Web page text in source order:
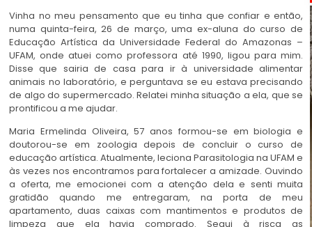
Vinha no meu pensamento que eu tinha que confiar e então,
numa quinta-feira, 26 de março, uma ex-aluna do curso de
Educação Artística da Universidade Federal do Amazonas –
UFAM, onde atuei como professora até 1990, ligou para mim.
Disse que sairia de casa para ir à universidade alimentar
animais no laboratório, e perguntava se eu estava precisando
de algo do supermercado. Relatei minha situação a ela, que se
prontificou a me ajudar.
Maria Ermelinda Oliveira, 57 anos formou-se em biologia e
doutorou-se em zoologia depois de concluir o curso de
educação artística. Atualmente, leciona Parasitologia na UFAM e
às vezes nos encontramos para fortalecer a amizade. Ouvindo
a oferta, me emocionei com a atenção dela e senti muita
gratidão quando me entregaram, na porta de meu
apartamento, duas caixas com mantimentos e produtos de
limpeza que ela havia comprado. Segui à risca as